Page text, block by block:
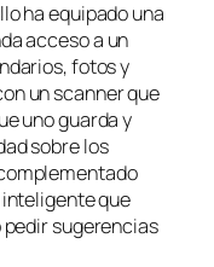
ha equipado una
acceso a un
fotos y
un scanner que
uno guarda y
sobre los
que
sugerencias